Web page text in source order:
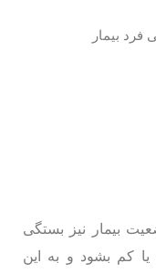
فرد بیمار
بیمار نیز بستگی
کم بشود و به این